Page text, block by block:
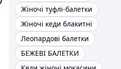
Жіночі туфлі-балетки
Жіночі кеди блакитні
Леопардові балетки
БЕЖЕВІ БАЛЕТКИ